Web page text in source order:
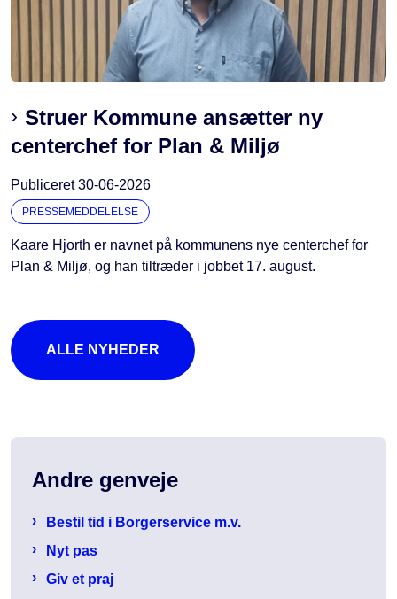
Struer Kommune ansætter ny
centerchef for Plan & Miljø
Publiceret30-06-2026
PRESSEMEDDELELSE
Kaare Hjorth er navnet på kommunens nye centerchef for
Plan & Miljø, og han tiltræder i jobbet 17. august.
ALLE NYHEDER
Andre genveje
Bestil tid i Borgerservice m.v.
Nyt pas
Giv et praj